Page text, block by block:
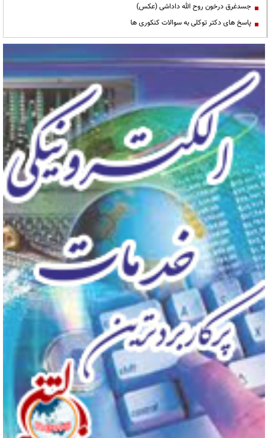
جسدغرق درخون روح الله داداشی (عکس)
پاسخ های دکتر توکلی به سوالات کنکوری ها